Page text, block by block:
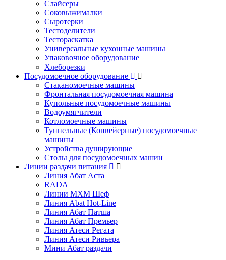
Слайсеры
Соковыжималки
Сыротерки
Тестоделители
Тестораскатка
Универсальные кухонные машины
Упаковочное оборудование
Хлеборезки
Посудомоечное оборудование
Стаканомоечные машины
Фронтальная посудомоечная машина
Купольные посудомоечные машины
Водоумягчители
Котломоечные машины
Туннельные (Конвейерные) посудомоечные
машины
Устройства душирующие
Столы для посудомоечных машин
Линии раздачи питания
Линия Абат Аста
RADA
Линии МХМ Шеф
Линия Abat Hot-Line
Линия Абат Патша
Линия Абат Премьер
Линия Атеси Регата
Линия Атеси Ривьера
Мини Абат раздачи